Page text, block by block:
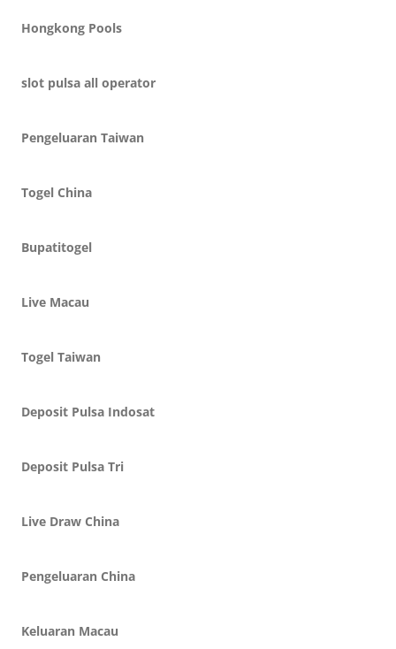
Hongkong Pools
slot pulsa all operator
Pengeluaran Taiwan
Togel China
Bupatitogel
Live Macau
Togel Taiwan
Deposit Pulsa Indosat
Deposit Pulsa Tri
Live Draw China
Pengeluaran China
Keluaran Macau